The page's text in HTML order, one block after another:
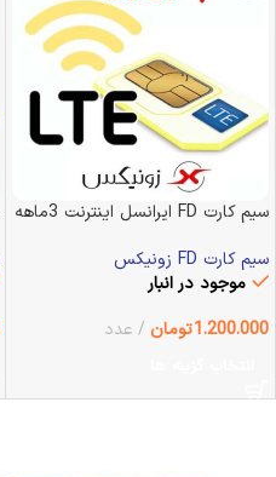
سیم کارت FD ایرانسل اینترنت 3ماهه
سیم کارت FD زونیکس
موجود در انبار
1.200.000تومان عدد